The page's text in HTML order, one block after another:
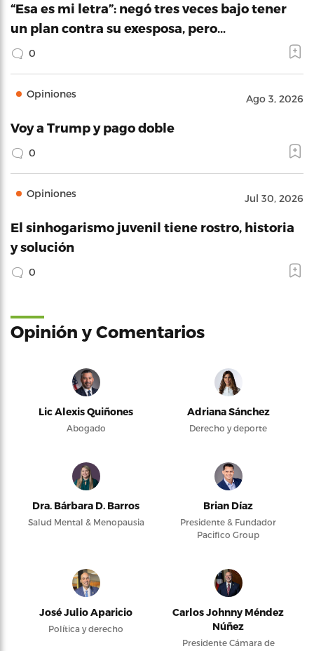
“Esa es mi letra”: negó tres veces bajo tener
un plan contra su exesposa, pero…
0
Opiniones Ago 3, 2026
Voy a Trump y pago doble
0
Opiniones Jul 30, 2026
El sinhogarismo juvenil tiene rostro, historia
y solución
0
Opinión y Comentarios
Lic Alexis Quiñones
Abogado
Adriana Sánchez
Derecho y deporte
Dra. Bárbara D. Barros
Salud Mental & Menopausia
Brian Díaz
Presidente & Fundador
Pacifico Group
José Julio Aparicio
Política y derecho
Carlos Johnny Méndez
Núñez
Presidente Cámara de